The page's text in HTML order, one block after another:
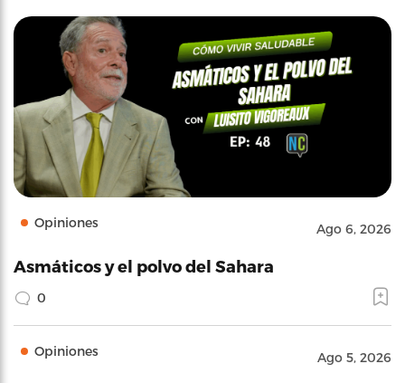
Opiniones Ago 6, 2026
Asmáticos y el polvo del Sahara
0
Opiniones Ago 5, 2026